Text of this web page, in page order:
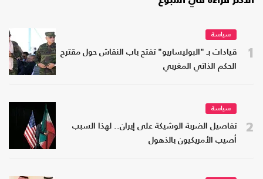
1
سياسة
قيادات بـ "البوليساريو" تفتح باب النقاش حول مقترح
الحكم الذاتي المغربي
2
سياسة
تفاصيل الضربة الوشيكة على إيران.. لهذا السبب
أصيب الأمريكيون بالذهول